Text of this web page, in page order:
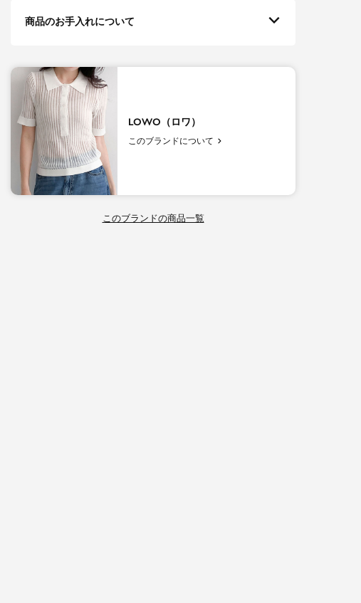
商品のお手入れについて
LOWO（ロワ）
このブランドについて
このブランドの商品一覧